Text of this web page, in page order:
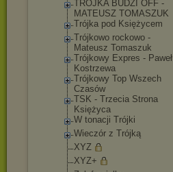
TRÓJKA BUDZI OFF -
MATEUSZ TOMASZUK
Trójka pod Księżycem
Trójkowo rockowo -
Mateusz Tomaszuk
Trójkowy Expres - Paweł
Kostrzewa
Trójkowy Top Wszech
Czasów
TSK - Trzecia Strona
Księżyca
W tonacji Trójki
Wieczór z Trójką
XYZ
XYZ+